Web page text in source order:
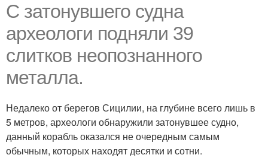
С затонувшего судна
археологи подняли 39
слитков неопознанного
металла.
Недалеко от берегов Сицилии, на глубине всего лишь в
5 метров, археологи обнаружили затонувшее судно,
данный корабль оказался не очередным самым
обычным, которых находят десятки и сотни.